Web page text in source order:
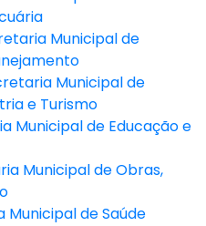
Municipal de
Municipal de
e Turismo
Municipal de Educação e
Municipal de Obras,
Municipal de Saúde